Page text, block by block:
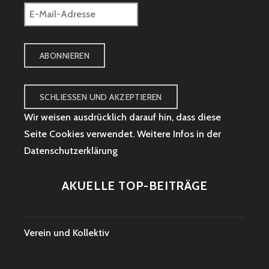
E-
Mail-
Adresse
ABONNIEREN
Wir weisen ausdrücklich darauf hin, dass diese
Seite Cookies verwendet. Weitere Infos in der
Datenschutzerklärung
AKUELLE TOP-BEITRÄGE
Verein und Kollektiv